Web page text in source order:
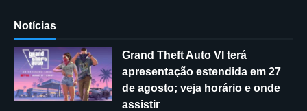
Notícias
Grand Theft Auto VI terá
apresentação estendida em 27
de agosto; veja horário e onde
assistir